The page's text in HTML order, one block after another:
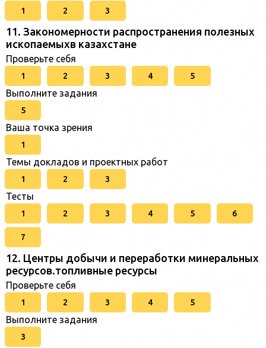
1 2 3
11. Закономерности распространения полезных
ископаемыхв казахстане
Проверьте себя
1 2 3 4 5
Выполните задания
5
Ваша точка зрения
1
Темы докладов и проектных работ
1 2 3
Тесты
1 2 3 4 5 6
7
12. Центры добычи и переработки минеральных
ресурсов.топливные ресурсы
Проверьте себя
1 2 3 4 5
Выполните задания
3